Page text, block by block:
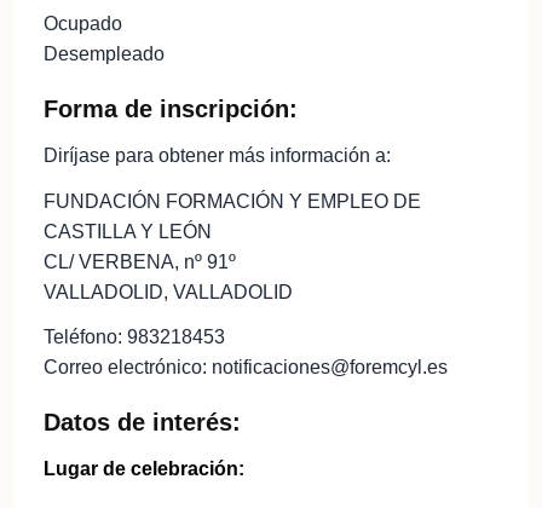
Ocupado
Desempleado
Forma de inscripción:
Diríjase para obtener más información a:
FUNDACIÓN FORMACIÓN Y EMPLEO DE
CASTILLA Y LEÓN
CL/ VERBENA, nº 91º
VALLADOLID, VALLADOLID
Teléfono: 983218453
Correo electrónico: notificaciones@foremcyl.es
Datos de interés:
Lugar de celebración: